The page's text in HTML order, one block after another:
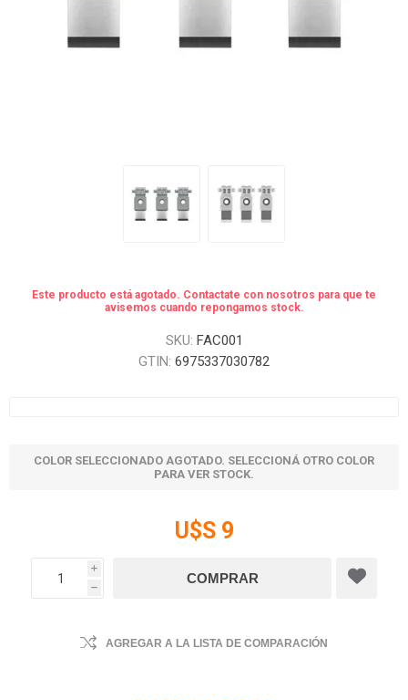
Este producto está agotado. Contactate con nosotros para que te
avisemos cuando repongamos stock.
SKU: FAC001
GTIN: 6975337030782
COLOR SELECCIONADO AGOTADO. SELECCIONÁ OTRO COLOR
PARA VER STOCK.
U$S 9
i
h
AGREGAR A LA LISTA DE COMPARACIÓN